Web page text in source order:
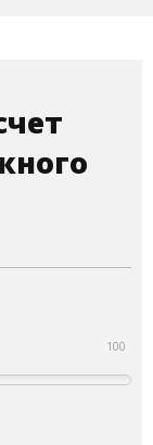
100